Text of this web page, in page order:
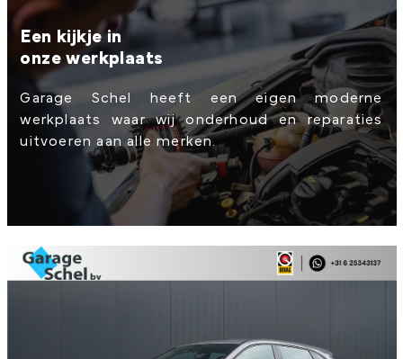
Een kijkje in
onze werkplaats
Garage Schel heeft een eigen moderne
werkplaats waar wij onderhoud en reparaties
uitvoeren aan alle merken.